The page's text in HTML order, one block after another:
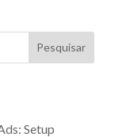
Pesquisar
Setup